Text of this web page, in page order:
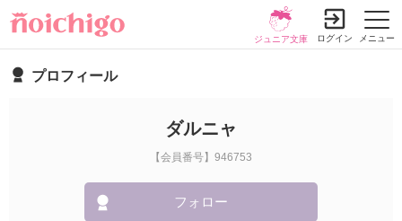
メニュー
ジュニア文庫 ログイン
プロフィール
ダルニャ
【会員番号】946753
フォロー